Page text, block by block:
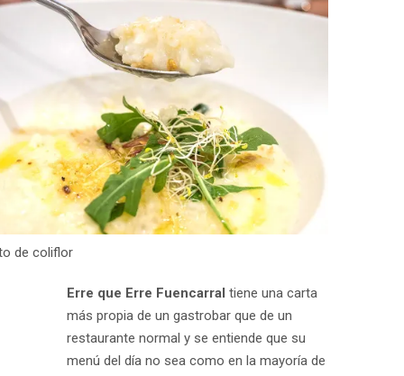
de coliflor
Erre que Erre Fuencarral tiene una carta
más propia de un gastrobar que de un
restaurante normal y se entiende que su
menú del día no sea como en la mayoría de